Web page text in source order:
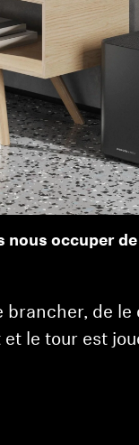
nous occuper
brancher, de le
le tour est